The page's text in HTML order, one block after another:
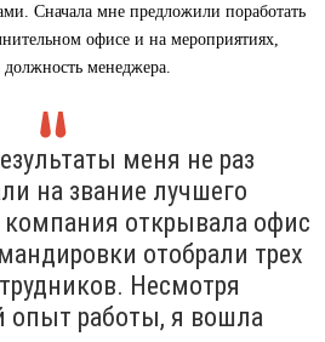
Сначала мне предложили поработать
офисе и на мероприятиях,
менеджера.
меня не раз
на звание лучшего
открывала офис
отобрали трех
Несмотря
опыт работы, я вошла